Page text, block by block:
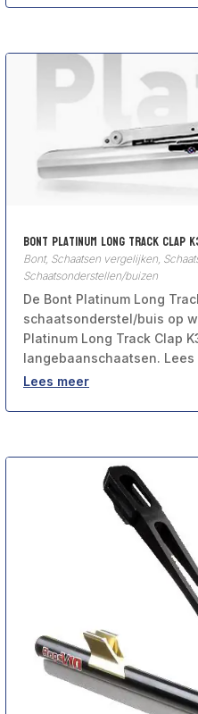
Bont Platinum Long Track Clap
Bont, Schaatsen vergelijken,
Schaatsonderstellen/buizen
De Bont Platinum Long
schaatsonderstel/buis op
Platinum Long Track Clap
langebaanschaatsen.
Lees meer